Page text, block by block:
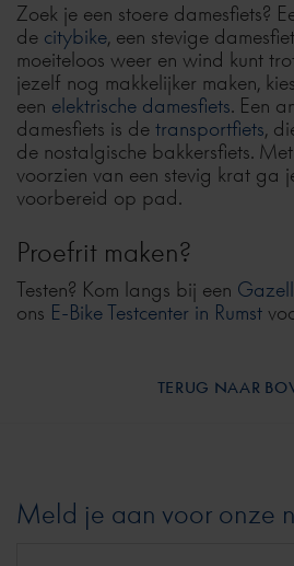
Zoek je een stoere damesfiets?
de citybike, een stevige
moeiteloos weer en wind kunt
jezelf nog makkelijker maken,
een elektrische damesfiets. Een
damesfiets is de transportfiets,
de nostalgische bakkersfiets.
voorzien van een stevig krat ga
voorbereid op pad.
Proefrit maken?
Testen? Kom langs bij een
ons E-Bike Testcenter in Rumst
Meld je aan voor onze
TERUG NAAR